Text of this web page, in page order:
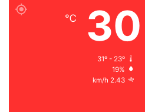
30
℃
31º - 23º
19%
2.43 km/h